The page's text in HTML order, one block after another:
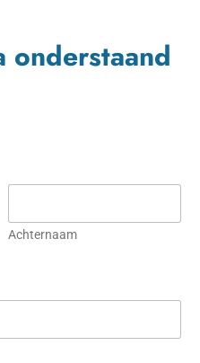
onderstaand
Achternaam